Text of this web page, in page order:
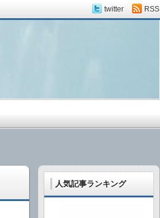
人気記事ランキング
twitter RSS